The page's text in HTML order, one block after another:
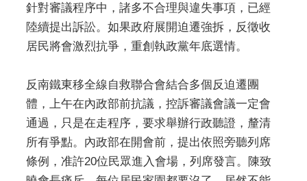
針對審議程序中，諸多不合理與違失事項，已經
陸續提出訴訟。如果政府展開迫遷強拆，反徵收
居民將會激烈抗爭，重創執政黨年底選情。
反南鐵東移全線自救聯合會結合多個反迫遷團
體，上午在內政部前抗議，控訴審議會議一定會
通過，只是在走程序，要求舉辦行政聽證，釐清
所有爭點。內政部在開會前，提出依照旁聽列席
條例，准許20位民眾進入會場，列席發言。陳致